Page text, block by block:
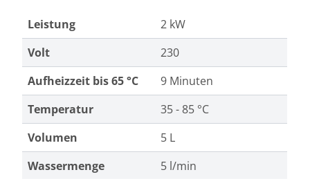
Leistung
2 kW
Volt
230
Aufheizzeit bis 65 °C
9 Minuten
Temperatur
35 - 85 °C
Volumen
5 L
Wassermenge
5 l/min